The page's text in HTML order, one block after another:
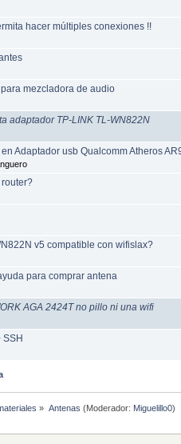
hacer múltiples conexiones !!
mezcladora de audio
adaptador TP-LINK TL-WN822N
Adaptador usb Qualcomm Atheros
v5 compatible con wifislax?
para comprar antena
AGA 2424T no pillo ni una wifi
SSH
» Antenas (Moderador: Miguelillo0)